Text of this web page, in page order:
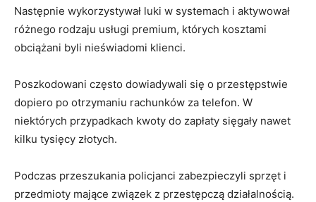
Następnie wykorzystywał luki w systemach i aktywował
różnego rodzaju usługi premium, których kosztami
obciążani byli nieświadomi klienci.
Poszkodowani często dowiadywali się o przestępstwie
dopiero po otrzymaniu rachunków za telefon. W
niektórych przypadkach kwoty do zapłaty sięgały nawet
kilku tysięcy złotych.
Podczas przeszukania policjanci zabezpieczyli sprzęt i
przedmioty mające związek z przestępczą działalnością.